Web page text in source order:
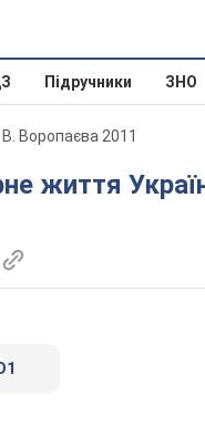
Підручники ЗНО
В. Воропаєва 2011